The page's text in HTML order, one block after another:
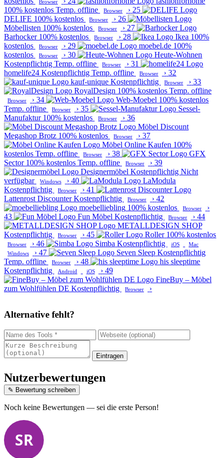
Browser
100% kostenlos Temp. offline Browser › 25
DELIFE 100% kostenlos Browser › 26
Möbellisten 100% kostenlos Browser › 27
Barhocker 100% kostenlos Browser › 28 Ikea 100%
kostenlos
Browser › 29 moebel.de 100%
kostenlos
Browser › 30
Heute-Wohnen
Kostenpflichtig Temp. offline Browser › 31
homelife24 Kostenpflichtig Temp. offline Browser › 32
kauf-unique Kostenpflichtig Browser › 33
RoyalDesign 100% kostenlos Temp. offline
Browser › 34 Web-Moebel 100% kostenlos
Temp. offline
Browser › 35
Sessel-
Manufaktur 100% kostenlos Browser › 36
Möbel Discount
Megashop Brotz 100% kostenlos Browser › 37
Möbel Online Kaufen 100%
kostenlos Temp. offline Browser › 38
GFX
Sector 100% kostenlos Temp. offline Browser › 39
Designermöbel Kostenpflichtig Nicht
verfügbar
Windows › 40
LaModula
Kostenpflichtig
Browser › 41
Lattenrost Discounter Kostenpflichtig Browser › 42
moebelliebling 100% kostenlos Browser
›
43
Fun Möbel Kostenpflichtig Browser › 44
METALLDESIGN SHOP
Kostenpflichtig
Browser › 45 Roller 100% kostenlos
Browser › 46 Simba Kostenpflichtig iOS
Mac
Windows
› 47 Seven Sleep Kostenpflichtig
Temp. offline
Browser › 48
his sleeptime
Kostenpflichtig
Android iOS › 49
FineBuy – Möbel
zum Wohlfühlen DE Kostenpflichtig Browser ›
Alternative fehlt?
Eintragen
Nutzerbewertungen
✎ Bewertung schreiben
Noch keine Bewertungen — sei die erste Person!
SR